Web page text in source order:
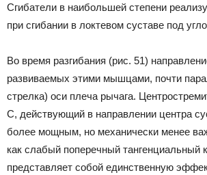
Сгибатели в наибольшей степени
при сгибании в локтевом суставе под
Во время разгибания (рис. 51)
развиваемых этими мышцами, почти
стрелка) оси плеча рычага.
С, действующий в направлении центра
более мощным, но механически менее
как слабый поперечный тангенциальный
представляет собой единственную